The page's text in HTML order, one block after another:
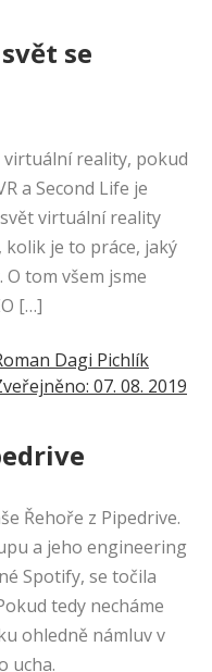
se
virtuální reality, pokud
a Second Life je
virtuální reality
kolik je to práce, jaký
tom všem jsme
[…]
Dagi Pichlík
07. 08. 2019
Řehoře z Pipedrive.
a jeho engineering
Spotify, se točila
tedy necháme
ohledně námluv v
ucha.